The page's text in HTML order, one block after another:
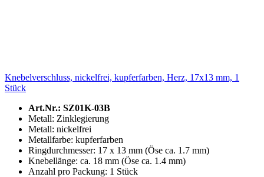
Knebelverschluss, nickelfrei, kupferfarben, Herz, 17x13 mm, 1
Stück
Art.Nr.: SZ01K-03B
Metall: Zinklegierung
Metall: nickelfrei
Metallfarbe: kupferfarben
Ringdurchmesser: 17 x 13 mm (Öse ca. 1.7 mm)
Knebellänge: ca. 18 mm (Öse ca. 1.4 mm)
Anzahl pro Packung: 1 Stück